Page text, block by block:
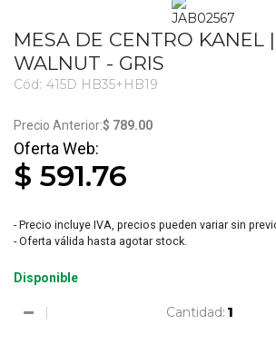
MESA DE CENTRO KANEL
WALNUT - GRIS
Cód: 415D HB35+HB19
$ 789.00
$ 591.76
- Precio incluye IVA, precios pueden variar sin
- Oferta válida hasta agotar stock.
Disponible
Cantidad: